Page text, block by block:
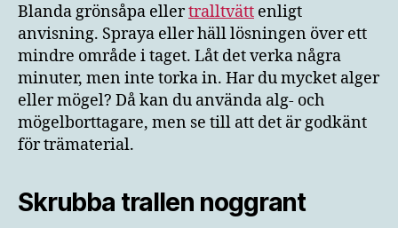
Blanda grönsåpa ellertralltvätt enligt
anvisning. Spraya eller häll lösningen över ett
mindre område i taget. Låt det verka några
minuter, men inte torka in. Har du mycket alger
eller mögel? Då kan du använda alg- och
mögelborttagare, men se till att det är godkänt
för trämaterial.
Skrubba trallen noggrant